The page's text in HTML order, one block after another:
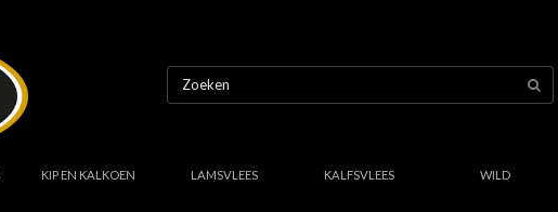
KIP EN KALKOEN LAMSVLEES KALFSVLEES WILD